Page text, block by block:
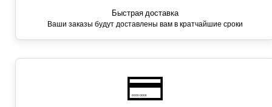
Быстрая доставка
Ваши заказы будут доставлены вам в кратчайшие сроки